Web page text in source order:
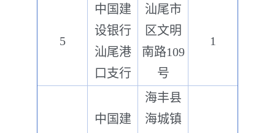
5
中国建
设银行
汕尾港
口支行
汕尾市
区文明
南路109
号
1
中国建
海丰县
海城镇